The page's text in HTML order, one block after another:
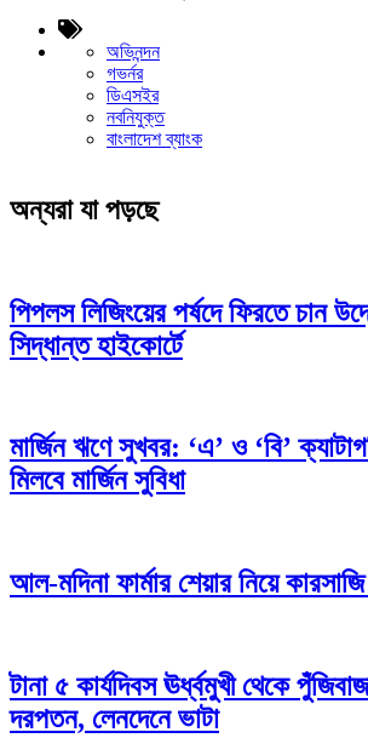
অভিনন্দন
গভর্নর
ডিএসইর
নবনিযুক্ত
বাংলাদেশ ব্যাংক
অন্যরা যা পড়ছে
পিপলস লিজিংয়ের পর্ষদে ফিরতে চান
সিদ্ধান্ত হাইকোর্টে
মার্জিন ঋণে সুখবর: ‘এ’ ও ‘বি’
মিলবে মার্জিন সুবিধা
আল-মদিনা ফার্মার শেয়ার নিয়ে
টানা ৫ কার্যদিবস ঊর্ধ্বমুখী থেকে
দরপতন, লেনদেনে ভাটা